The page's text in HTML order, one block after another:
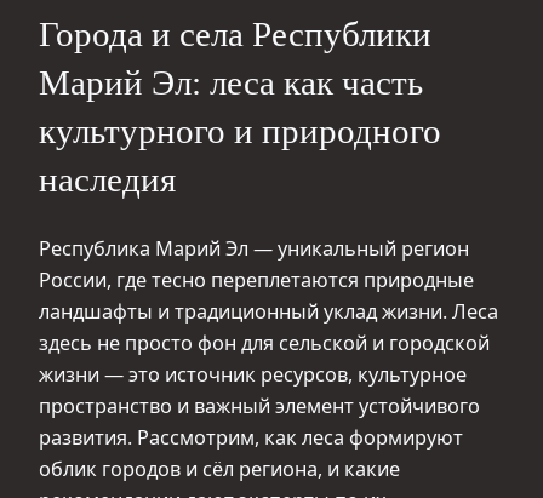
Города и села Республики
Марий Эл: леса как часть
культурного и природного
наследия
Республика Марий Эл — уникальный регион
России, где тесно переплетаются природные
ландшафты и традиционный уклад жизни. Леса
здесь не просто фон для сельской и городской
жизни — это источник ресурсов, культурное
пространство и важный элемент устойчивого
развития. Рассмотрим, как леса формируют
облик городов и сёл региона, и какие